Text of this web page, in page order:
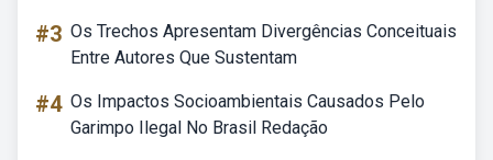
#3 Os Trechos Apresentam Divergências Conceituais
Entre Autores Que Sustentam
#4 Os Impactos Socioambientais Causados Pelo
Garimpo Ilegal No Brasil Redação